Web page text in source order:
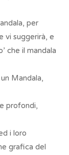
per
vi suggerirà, e
che il mandala
Mandala,
profondi,
i loro
grafica del